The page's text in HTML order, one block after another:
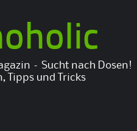
– Sucht nach Dosen!
Tipps und Tricks